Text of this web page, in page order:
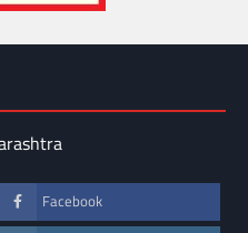
Facebook